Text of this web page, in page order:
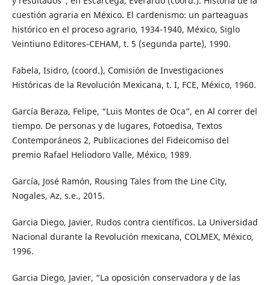
cuestión agraria en México. El cardenismo: un parteaguas
histórico en el proceso agrario, 1934-1940, México, Siglo
Veintiuno Editores-CEHAM, t. 5 (segunda parte), 1990.
Fabela, Isidro, (coord.), Comisión de Investigaciones
Históricas de la Revolución Mexicana, t. I, FCE, México, 1960.
García Beraza, Felipe, “Luis Montes de Oca”, en Al correr del
tiempo. De personas y de lugares, Fotoedisa, Textos
Contemporáneos 2, Publicaciones del Fideicomiso del
premio Rafael Heliodoro Valle, México, 1989.
García, José Ramón, Rousing Tales from the Line City,
Nogales, Az, s.e., 2015.
Garcia Diego, Javier, Rudos contra científicos. La Universidad
Nacional durante la Revolución mexicana, COLMEX, México,
1996.
Garcia Diego, Javier, “La oposición conservadora y de las